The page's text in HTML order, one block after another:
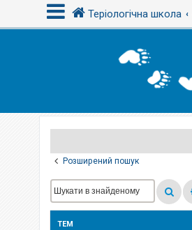
Теріологічна школа
Розширений пошук
ТЕМ